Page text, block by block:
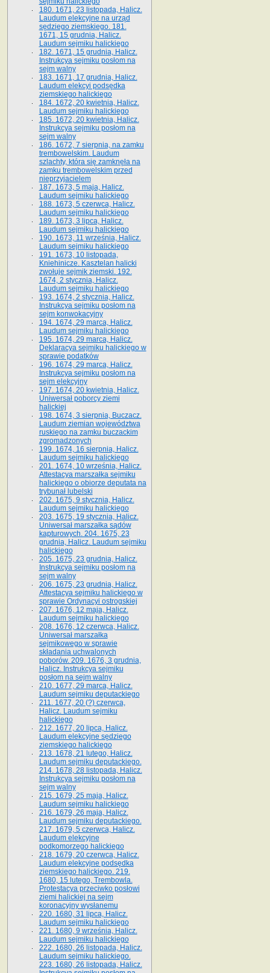
180. 1671, 23 listopada, Halicz.
Laudum elekcyjne na urząd
sędziego ziemskiego. 181.
1671, 15 grudnia, Halicz.
Laudum sejmiku halickiego
182. 1671, 15 grudnia, Halicz.
Instrukcya sejmiku posłom na
sejm walny
183. 1671, 17 grudnia, Halicz.
Laudum elekcyi podsędka
ziemskiego halickiego
184. 1672, 20 kwietnia, Halicz.
Laudum sejmiku halickiego
185. 1672, 20 kwietnia, Halicz.
Instrukcya sejmiku posłom na
sejm walny
186. 1672, 7 sierpnia, na zamku
trembowelskim. Laudum
szlachty, która się zamknęła na
zamku trembowelskim przed
nieprzyjacielem
187. 1673, 5 maja, Halicz.
Laudum sejmiku halickiego
188. 1673, 5 czerwca, Halicz.
Laudum sejmiku halickiego
189. 1673, 3 lipca, Halicz.
Laudum sejmiku halickiego
190. 1673, 11 września, Halicz.
Laudum sejmiku halickiego
191. 1673, 10 listopada,
Kniehinicze. Kasztelan halicki
zwołuje sejmik ziemski. 192.
1674, 2 stycznia, Halicz.
Laudum sejmiku halickiego
193. 1674, 2 stycznia, Halicz.
Instrukcya sejmiku posłom na
sejm konwokacyjny
194. 1674, 29 marca, Halicz.
Laudum sejmiku halickiego
195. 1674, 29 marca, Halicz.
Deklaracya sejmiku halickiego w
sprawie podatków
196. 1674, 29 marca, Halicz.
Instrukcya sejmiku posłom na
sejm elekcyjny
197. 1674, 20 kwietnia, Halicz.
Uniwersał poborcy ziemi
halickiej
198. 1674, 3 sierpnia, Buczacz.
Laudum ziemian województwa
ruskiego na zamku buczackim
zgromadzonych
199. 1674, 16 sierpnia, Halicz.
Laudum sejmiku halickiego
201. 1674, 10 września, Halicz.
Attestacya marszałka sejmiku
halickiego o obiorze deputata na
trybunał lubelski
202. 1675, 9 stycznia, Halicz.
Laudum sejmiku halickiego
203. 1675, 19 stycznia, Halicz.
Uniwersał marszałka sądów
kapturowych. 204. 1675, 23
grudnia, Halicz. Laudum sejmiku
halickiego
205. 1675, 23 grudnia, Halicz.
Instrukcya sejmiku posłom na
sejm walny
206. 1675, 23 grudnia, Halicz.
Attestacya sejmiku halickiego w
sprawie Ordynacyi ostrogskiej
207. 1676, 12 maja, Halicz.
Laudum sejmiku halickiego
208. 1676, 12 czerwca, Halicz.
Uniwersał marszałka
sejmikowego w sprawie
składania uchwalonych
poborów. 209. 1676, 3 grudnia,
Halicz. Instrukcya sejmiku
posłom na sejm walny
210. 1677, 29 marca, Halicz.
Laudum sejmiku deputackiego
211. 1677, 20 (?) czerwca,
Halicz. Laudum sejmiku
halickiego
212. 1677, 20 lipca, Halicz.
Laudum elekcyjne sędziego
ziemskiego halickiego
213. 1678, 21 lutego, Halicz.
Laudum sejmiku deputackiego.
214. 1678, 28 listopada, Halicz.
Instrukcya sejmiku posłom na
sejm walny
215. 1679, 25 maja, Halicz.
Laudum sejmiku halickiego
216. 1679, 26 maja, Halicz.
Laudum sejmiku deputackiego.
217. 1679, 5 czerwca, Halicz.
Laudum elekcyjne
podkomorzego halickiego
218. 1679, 20 czerwca, Halicz.
Laudum elekcyjne podsędka
ziemskiego halickiego. 219.
1680, 15 lutego, Trembowla.
Protestacya przeciwko posłowi
ziemi halickiej na sejm
koronacyjny wysłanemu
220. 1680, 31 lipca, Halicz.
Laudum sejmiku halickiego
221. 1680, 9 września, Halicz.
Laudum sejmiku halickiego
222. 1680, 26 listopada, Halicz.
Laudum sejmiku halickiego.
223. 1680, 26 listopada, Halicz.